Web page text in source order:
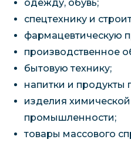
одежду, обувь;
спецтехнику и
фармацевтическую
производственное
бытовую технику;
напитки и продукты
изделия
промышленности;
товары массового